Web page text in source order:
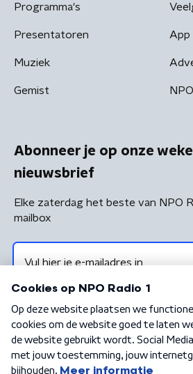
Programma's
Presentatoren
Muziek
Gemist
App
Abonneer je op onze
nieuwsbrief
Elke zaterdag het beste van NPO
mailbox
Algemene voorwaarden